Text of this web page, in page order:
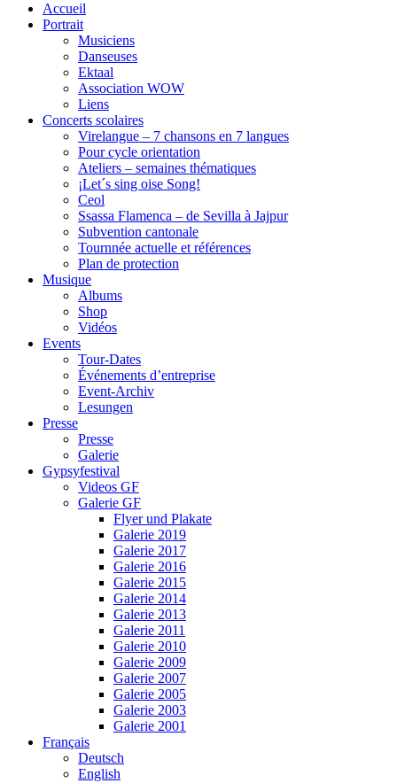
Accueil
Portrait
Musiciens
Danseuses
Ektaal
Association WOW
Liens
Concerts scolaires
Virelangue – 7 chansons en 7 langues
Pour cycle orientation
Ateliers – semaines thématiques
¡Let´s sing oise Song!
Ceol
Ssassa Flamenca – de Sevilla à Jajpur
Subvention cantonale
Tournnée actuelle et références
Plan de protection
Musique
Albums
Shop
Vidéos
Events
Tour-Dates
Événements d’entreprise
Event-Archiv
Lesungen
Presse
Presse
Galerie
Gypsyfestival
Videos GF
Galerie GF
Flyer und Plakate
Galerie 2019
Galerie 2017
Galerie 2016
Galerie 2015
Galerie 2014
Galerie 2013
Galerie 2011
Galerie 2010
Galerie 2009
Galerie 2007
Galerie 2005
Galerie 2003
Galerie 2001
Français
Deutsch
English